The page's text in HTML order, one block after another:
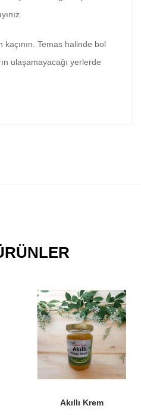
kaçının. Temas halinde bol
ulaşamayacağı yerlerde
Akıllı Krem